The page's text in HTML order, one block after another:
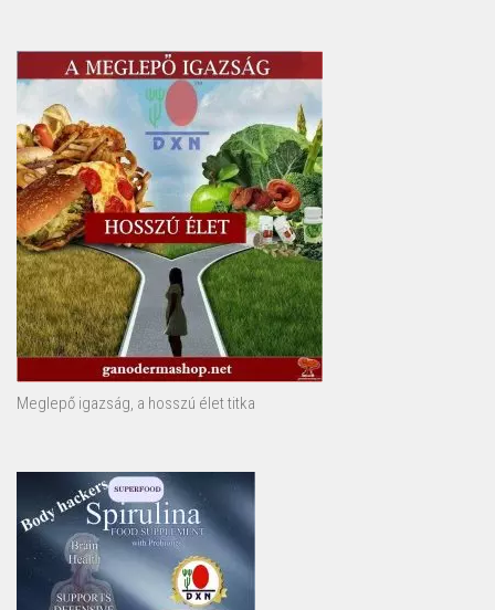
Meglepő igazság, a hosszú élet titka